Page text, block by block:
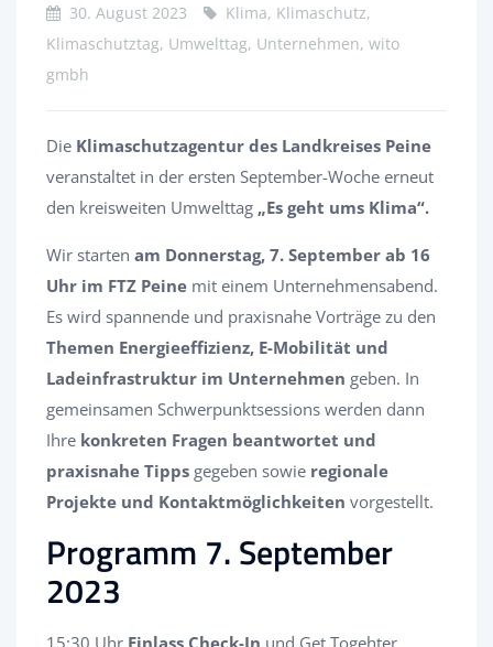
30. August 2023
Klima, Klimaschutz,
Klimaschutztag, Umwelttag, Unternehmen, wito
gmbh
Die Klimaschutzagentur des Landkreises Peine
veranstaltet in der ersten September-Woche erneut
den kreisweiten Umwelttag „Es geht ums Klima“.
Wir starten am Donnerstag, 7. September ab 16
Uhr im FTZ Peine mit einem Unternehmensabend.
Es wird spannende und praxisnahe Vorträge zu den
Themen Energieeffizienz, E-Mobilität und
Ladeinfrastruktur im Unternehmen geben. In
gemeinsamen Schwerpunktsessions werden dann
Ihre konkreten Fragen beantwortet und
praxisnahe Tipps gegeben sowie regionale
Projekte und Kontaktmöglichkeiten vorgestellt.
Programm 7. September
2023
15:30 Uhr Einlass Check-In und Get Togehter